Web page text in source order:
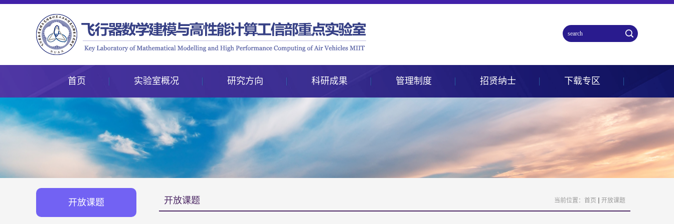
首页 实验室概况 研究方向 科研成果 管理制度 招贤纳士 下载专区
开放课题 开放课题 当前位置： 首页 开放课题